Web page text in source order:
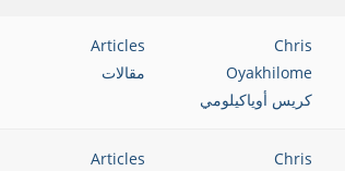
Chris
Oyakhilome
كريس أوياكيلومي
Articles
مقالات
Chris
Articles